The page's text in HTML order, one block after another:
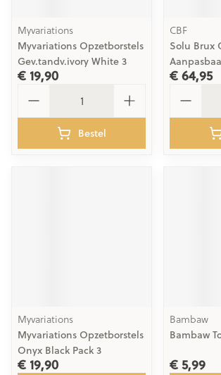
Myvariations
Myvariations Opzetborstels
Gev.tandv.ivory White 3
€ 19,90
Bestel
CBF
Solu Brux
€ 64,95
Myvariations
Myvariations Opzetborstels
Onyx Black Pack 3
€ 19,90
Bambaw
Bambaw
€ 5,99